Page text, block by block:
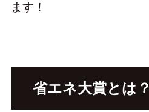
ます！
省エネ大賞とは？